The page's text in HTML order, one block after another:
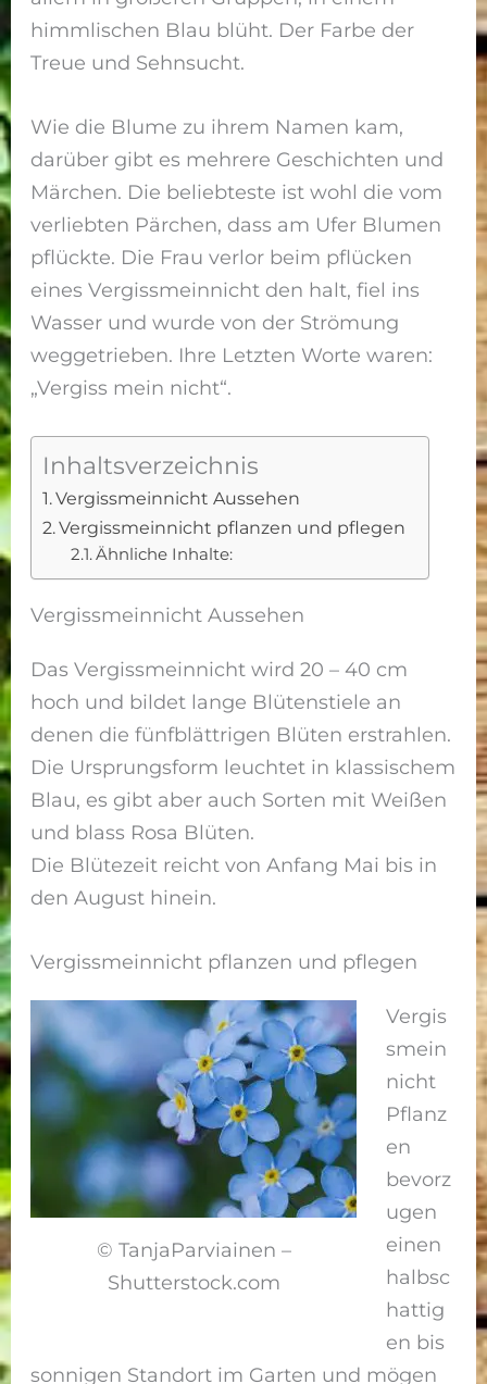
himmlischen Blau blüht. Der Farbe der
Treue und Sehnsucht.
Wie die Blume zu ihrem Namen kam,
darüber gibt es mehrere Geschichten und
Märchen. Die beliebteste ist wohl die vom
verliebten Pärchen, dass am Ufer Blumen
pflückte. Die Frau verlor beim pflücken
eines Vergissmeinnicht den halt, fiel ins
Wasser und wurde von der Strömung
weggetrieben. Ihre Letzten Worte waren:
„Vergiss mein nicht“.
Inhaltsverzeichnis
Vergissmeinnicht Aussehen
Vergissmeinnicht pflanzen und pflegen
Ähnliche Inhalte:
Vergissmeinnicht Aussehen
Das Vergissmeinnicht wird 20 – 40 cm
hoch und bildet lange Blütenstiele an
denen die fünfblättrigen Blüten erstrahlen.
Die Ursprungsform leuchtet in klassischem
Blau, es gibt aber auch Sorten mit Weißen
und blass Rosa Blüten.
Die Blütezeit reicht von Anfang Mai bis in
den August hinein.
Vergissmeinnicht pflanzen und pflegen
© TanjaParviainen –
Shutterstock.com
Vergis
smein
nicht
Pflanz
en
bevorz
ugen
einen
halbsc
hattig
en bis
sonnigen Standort im Garten und mögen